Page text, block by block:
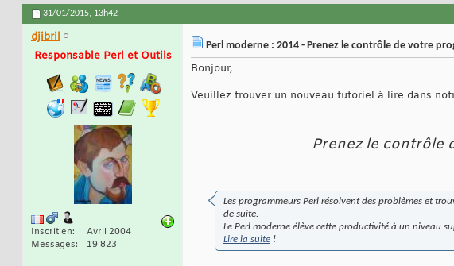
31/01/2015, 13h42
djibril
Responsable Perl et Outils
Inscrit en
Avril 2004
Messages
19 823
Perl moderne : 2014 - Prenez le contrôle de votre
Bonjour,
Veuillez trouver un nouveau tutoriel à lire dans
Prenez le contrôle
Les programmeurs Perl résolvent des problèmes et
de suite.
Le Perl moderne élève cette productivité à un niveau
Lire la suite !